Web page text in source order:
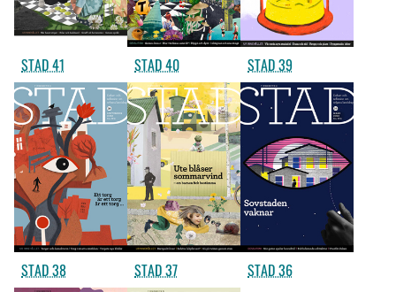
STAD 41 STAD 40 STAD 39
STAD 38 STAD 37 STAD 36